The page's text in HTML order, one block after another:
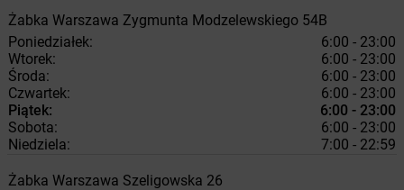
Żabka Warszawa Zygmunta Modzelewskiego 54B
Poniedziałek:
6:00 - 23:00
Wtorek:
6:00 - 23:00
Środa:
6:00 - 23:00
Czwartek:
6:00 - 23:00
Piątek:
6:00 - 23:00
Sobota:
6:00 - 23:00
Niedziela:
7:00 - 22:59
Żabka Warszawa Szeligowska 26